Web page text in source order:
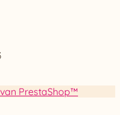
PrestaShop™